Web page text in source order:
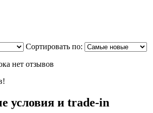
Сортировать по:
нет отзывов
условия и trade-in